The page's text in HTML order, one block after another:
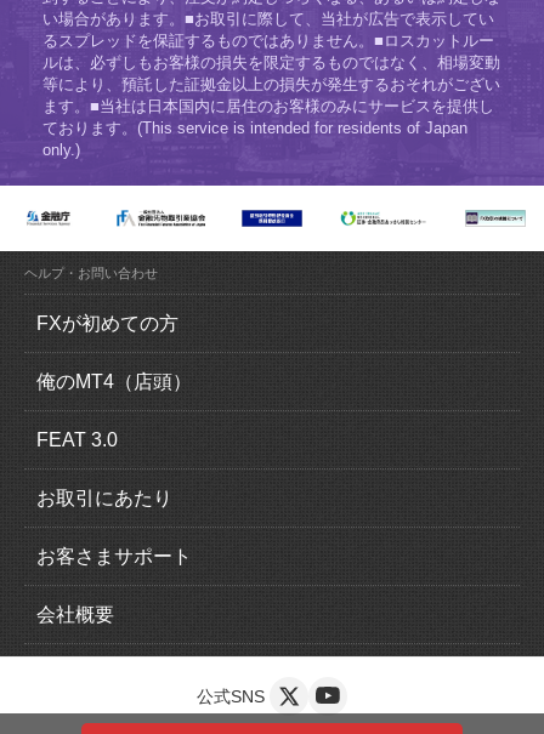
い場合があります。■お取引に際して、当社が広告で表示してい
るスプレッドを保証するものではありません。■ロスカットルー
ルは、必ずしもお客様の損失を限定するものではなく、相場変動
等により、預託した証拠金以上の損失が発生するおそれがござい
ます。■当社は日本国内に居住のお客様のみにサービスを提供し
ております。(This service is intended for residents of Japan
only.)
ヘルプ・お問い合わせ
FXが初めての方
FX（外国為替証拠金取引）とは？
FXの魅力とは？
ロスカットについて
追加証拠金について
スリッページについて
スワップポイントについて
安心の完全信託保全
俺のMT4（店頭）
俺のMT4（MetaTrader4）の特徴
取引概要
FEAT 3.0
FEAT 3.0の特徴
運用感覚ガイド
取引概要
導入手順
お取引にあたり
口座開設の流れ
本人確認書類
複数口座の申込
お客さまサポート
入出金について
マイページ
会社概要
お客さま本位の業務運営
公式SNS